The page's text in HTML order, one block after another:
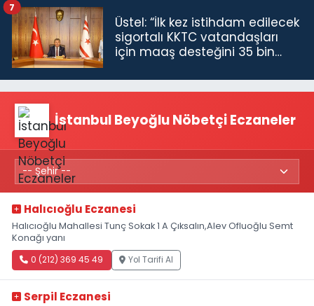
Üstel: “İlk kez istihdam edilecek
sigortalı KKTC vatandaşları
için maaş desteğini 35 bin
7
İstanbul Beyoğlu Nöbetçi Eczaneler
Halıcıoğlu Eczanesi
Halıcıoğlu Mahallesi Tunç Sokak 1 A Çıksalın,Alev Ofluoğlu Semt
Konağı yanı
0 (212) 369 45 49 Yol Tarifi Al
Serpil Eczanesi